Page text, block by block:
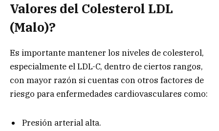
Valores del Colesterol LDL
(Malo)?
Es importante mantener los niveles de colesterol,
especialmente el LDL-C, dentro de ciertos rangos,
con mayor razón si cuentas con otros factores de
riesgo para enfermedades cardiovasculares como:
Presión arterial alta.